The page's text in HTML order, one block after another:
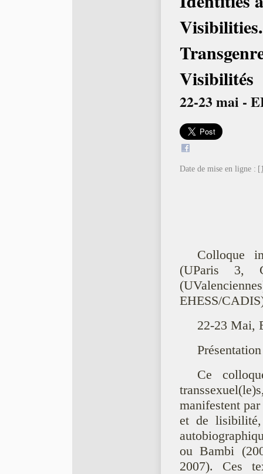
Visibilities.
Visibilités
22-23 mai -
Date de mise en ligne :
Colloque
(UParis 3,
EHESS/
22-23 Mai,
Ce
manifestent
et de lisibilité,
ou Bambi
2007). Ces